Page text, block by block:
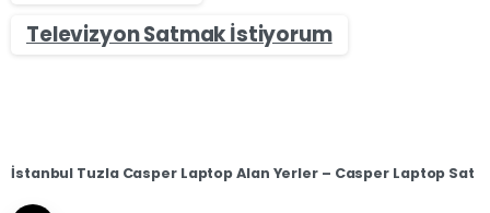
Televizyon Satmak İstiyorum
İstanbul Tuzla Casper Laptop Alan Yerler – Casper Laptop Sat